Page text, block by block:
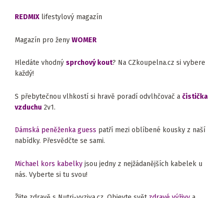
REDMIX lifestylový magazín
Magazín pro ženy WOMER
Hledáte vhodný sprchový kout? Na CZkoupelna.cz si vybere
každý!
S přebytečnou vlhkostí si hravě poradí odvlhčovač a čistička
vzduchu 2v1.
Dámská peněženka guess patří mezi oblíbené kousky z naší
nabídky. Přesvědčte se sami.
Michael kors kabelky jsou jedny z nejžádanějších kabelek u
nás. Vyberte si tu svou!